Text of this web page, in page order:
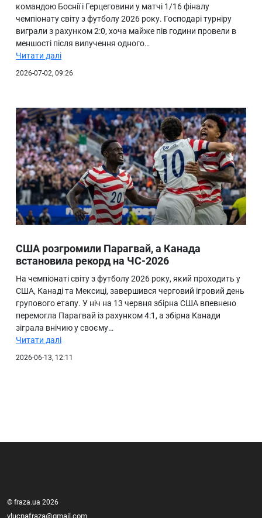
командою Боснії і Герцеговини у матчі 1/16 фіналу
чемпіонату світу з футболу 2026 року. Господарі турніру
виграли з рахунком 2:0, хоча майже пів години провели в
меншості після вилучення одного…
Читати далі
2026-07-02, 09:26
США розгромили Парагвай, а Канада
встановила рекорд на ЧС-2026
На чемпіонаті світу з футболу 2026 року, який проходить у
США, Канаді та Мексиці, завершився черговий ігровий день
групового етапу. У ніч на 13 червня збірна США впевнено
перемогла Парагвай із рахунком 4:1, а збірна Канади
зіграла внічию у своєму…
Читати далі
2026-06-13, 12:11
© fraza.ua 2026
vlucnafraza@gmail.com